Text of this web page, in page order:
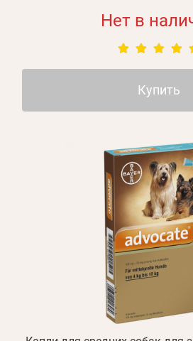
Нет в
Купить
Личные данные